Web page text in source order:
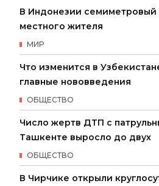
В Индонезии семиметровый
местного жителя
МИР
Что изменится в
главные нововведения
ОБЩЕСТВО
Число жертв ДТП с
Ташкенте выросло до двух
ОБЩЕСТВО
В Чирчике открыли